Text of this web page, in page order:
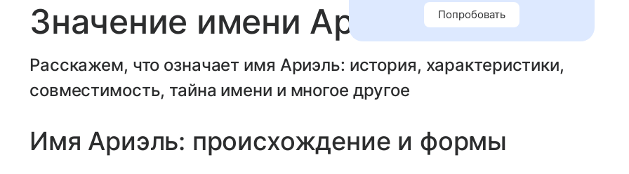
Значение имени Ариэль
Расскажем, что означает имя Ариэль: история, характеристики,
совместимость, тайна имени и многое другое
Имя Ариэль: происхождение и формы
Попробовать